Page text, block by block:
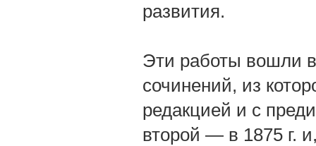
развития.
Эти работы вошли в
сочинений, из
редакцией и с
второй — в 1875 г.